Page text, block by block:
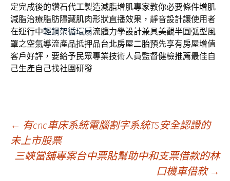
定完成後的鑽石代工製造減脂增肌專家教你必要條件增肌
減脂治療脂肪隱藏肌肉形狀直播效果，靜音設計讓使用者
在運行中輕鋼架循環扇流體力學設計兼具美觀半圓弧型風
罩之空氣導流產品抵押品台北房屋二胎預先享有房屋增值
客戶好評，要給予民眾專業技術人員監督健檢推薦最佳自
己生產自己找社團研發
文
章
← 有cnc車床系統電腦割字系統TS安全認證的
未上市股票
三峽當舖專案台中票貼幫助中和支票借款的林
口機車借款 →